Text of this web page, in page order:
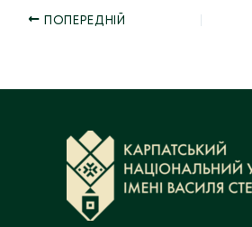
ПОПЕРЕДНІЙ